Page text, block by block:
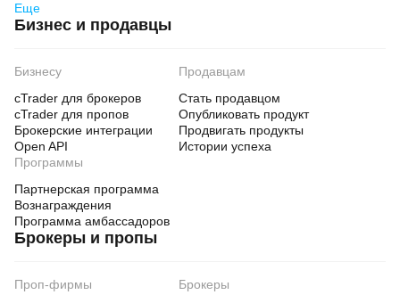
Еще
Бизнес и продавцы
Бизнесу
cTrader для брокеров
cTrader для пропов
Брокерские интеграции
Open API
Продавцам
Стать продавцом
Опубликовать продукт
Продвигать продукты
Истории успеха
Программы
Партнерская программа
Вознаграждения
Программа амбассадоров
Брокеры и пропы
Проп-фирмы
Брокеры